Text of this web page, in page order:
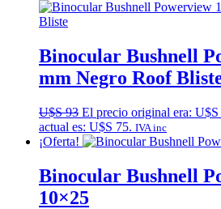
Binocular Bushnell
mm Negro Roof
U$S93 El precio original era: U$S
actual es: U$S 75. IVA inc
¡Oferta!
Binocular Bushnell
10×25